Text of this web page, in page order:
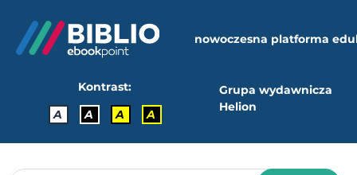
nowoczesna platforma
Kontrast:
A
A A A
Grupa wydawnicza
Helion